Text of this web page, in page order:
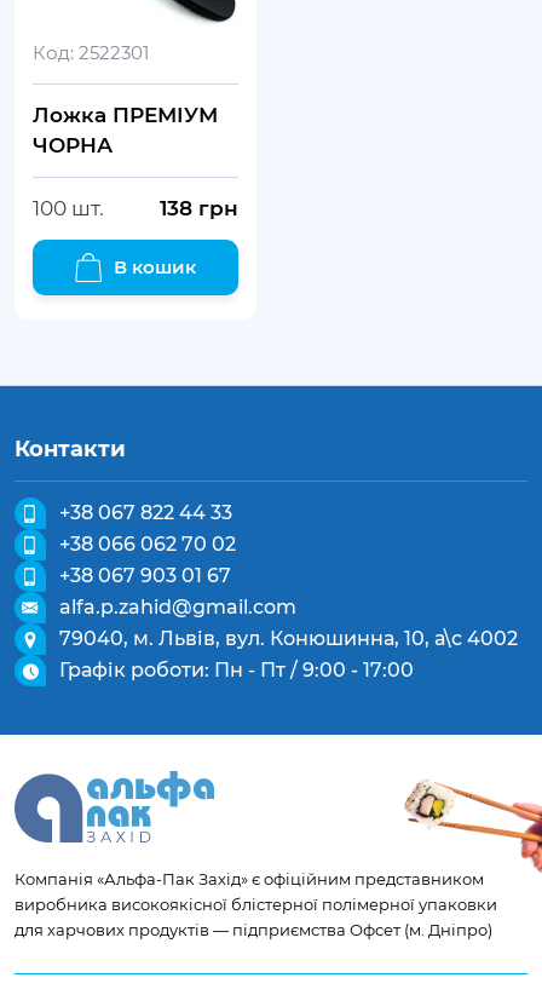
Код: 2522301
Ложка ПРЕМІУМ
ЧОРНА
100 шт. 138 грн
В кошик
Контакти
+38 067 822 44 33
+38 066 062 70 02
+38 067 903 01 67
alfa.p.zahid@gmail.com
79040, м. Львів, вул. Конюшинна, 10, а\с 4002
Графік роботи: Пн - Пт / 9:00 - 17:00
Компанія «Альфа-Пак Захід» є офіційним представником
виробника високоякісної блістерної полімерної упаковки
для харчових продуктів — підприємства Офсет (м. Дніпро)